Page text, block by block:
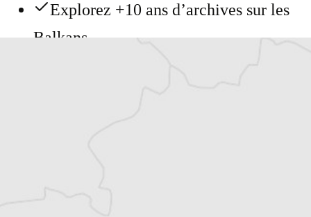
Explorez +10 ans d’archives sur les
Balkans